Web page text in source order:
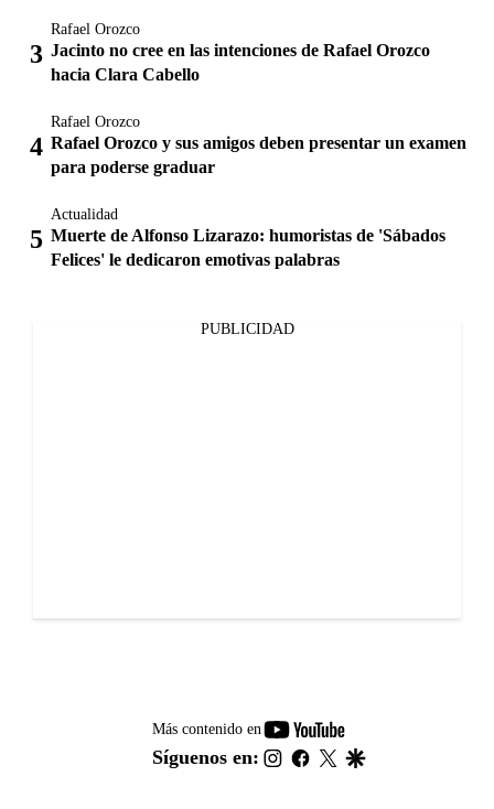
Rafael Orozco
Jacinto no cree en las intenciones de Rafael Orozco
hacia Clara Cabello
Rafael Orozco
Rafael Orozco y sus amigos deben presentar un examen
para poderse graduar
Actualidad
Muerte de Alfonso Lizarazo: humoristas de 'Sábados
Felices' le dedicaron emotivas palabras
PUBLICIDAD
Más contenido en
youtube-
footer
Síguenos en: instagram
facebook
twitter